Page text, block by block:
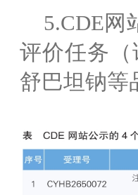
5.CDE网
评价任务
舒巴坦钠等